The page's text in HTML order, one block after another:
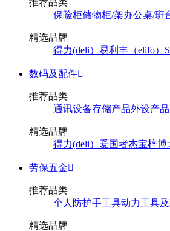
保险柜储物柜/架办公桌/班
精选品牌
得力(deli） 易利丰（elifo）
数码及配件
推荐品类
通讯设备存储产品外设产品
精选品牌
得力(deli） 爱国者杰宝梓博
劳保五金
推荐品类
个人防护手工具动力工具
精选品牌